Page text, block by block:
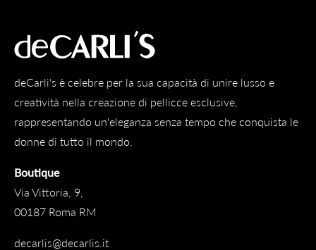
deCarli's è celebre per la sua capacità di unire lusso e
creatività nella creazione di pellicce esclusive,
rappresentando un'eleganza senza tempo che conquista le
donne di tutto il mondo.
Boutique
Via Vittoria, 9,
00187 Roma RM
decarlis@decarlis.it